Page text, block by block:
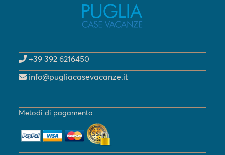
+39 392 6216450
info@pugliacasevacanze.it
Metodi di pagamento